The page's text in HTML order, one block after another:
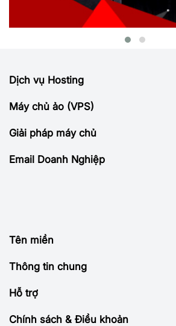
Dịch vụ Hosting
Máy chủ ảo (VPS)
Giải pháp máy chủ
Email Doanh Nghiệp
Tên miền
Thông tin chung
Hỗ trợ
Chính sách & Điều khoản